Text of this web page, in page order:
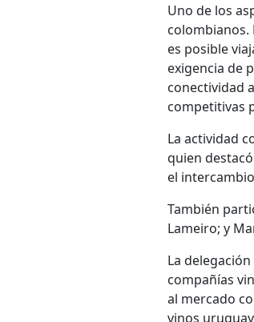
Uno de los
colombianos.
es posible
exigencia de
conectividad
competitivas
La actividad
quien
el
También
Lameiro; y
La
compañías
al mercado
vinos